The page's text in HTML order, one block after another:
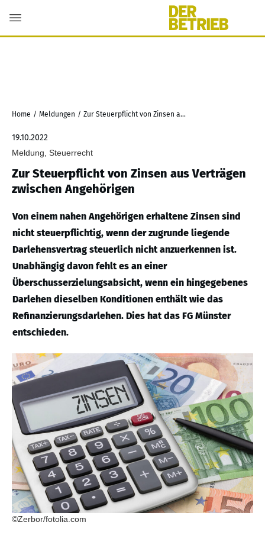
Home / Meldungen / Zur Steuerpflicht von Zinsen aus Verträgen zwischen Angehörigen
19.10.2022
Meldung, Steuerrecht
Zur Steuerpflicht von Zinsen aus Verträgen
zwischen Angehörigen
Von einem nahen Angehörigen erhaltene Zinsen sind
nicht steuerpflichtig, wenn der zugrunde liegende
Darlehensvertrag steuerlich nicht anzuerkennen ist.
Unabhängig davon fehlt es an einer
Überschusserzielungsabsicht, wenn ein hingegebenes
Darlehen dieselben Konditionen enthält wie das
Refinanzierungsdarlehen. Dies hat das FG Münster
entschieden.
©Zerbor/fotolia.com